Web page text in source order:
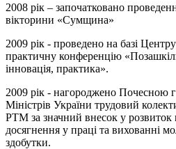
2008 рік – започатковано
вікторини «Сумщина»
2009 рік - проведено на базі
практичну конференцію
інновація, практика».
2009 рік - нагороджено Почесною
Міністрів України трудовий
РТМ за значний внесок у розвиток
досягнення у праці та вихованні
здобутки.